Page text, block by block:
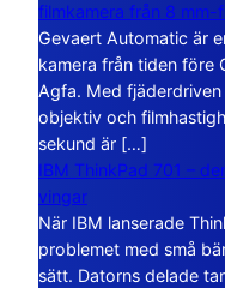
filmkamera från 8 mm-
Gevaert Automatic är
kamera från tiden före
Agfa. Med
objektiv och
sekund är […]
IBM ThinkPad 701 –
vingar
När IBM lanserade
problemet med små
sätt. Datorns delade